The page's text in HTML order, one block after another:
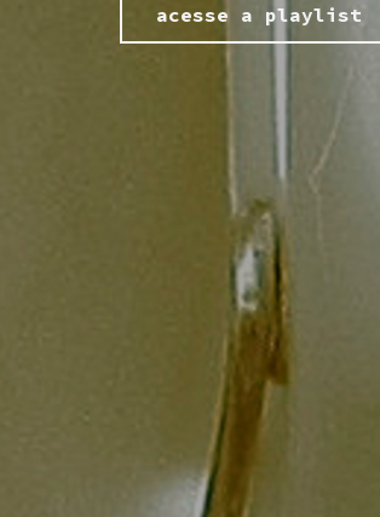
acesse a playlist